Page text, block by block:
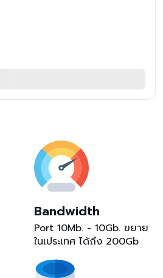
Bandwidth
Port 10Mb. - 10Gb. ขยาย
ในเประเทศ ได้ถึง 200Gb